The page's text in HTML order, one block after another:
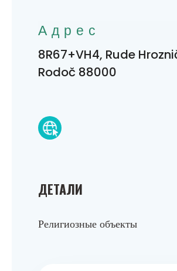
ДЕТАЛИ
Религиозные объекты
Адрес
8R67+VH4, Rude
Rodoč 88000